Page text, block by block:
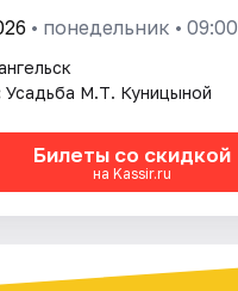
• понедельник • 09:00
Усадьба М.Т. Куницыной
Билеты со скидкой
на Kassir.ru